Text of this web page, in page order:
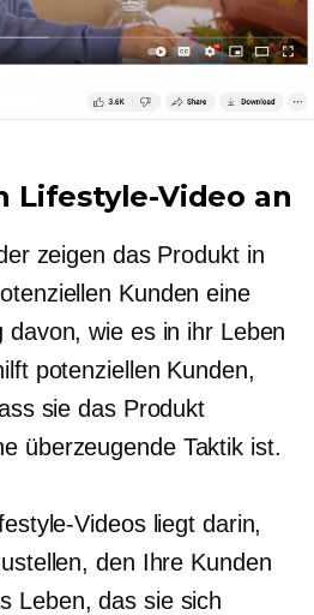
Lifestyle-Video an
zeigen das Produkt in
Kunden eine
davon, wie es in ihr Leben
potenziellen Kunden,
sie das Produkt
überzeugende Taktik ist.
Videos liegt darin,
den Ihre Kunden
Leben, das sie sich